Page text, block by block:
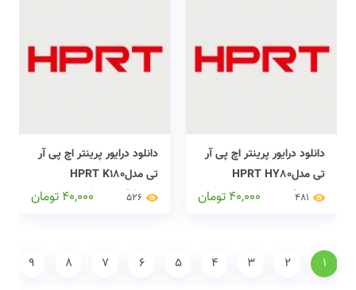
دانلود درایور پرینتر اچ پی آر
تی مدلHPRT HY80
printers drivers
481
40,000 تومان
دانلود درایور پرینتر اچ پی آر
تی مدلHPRT K180
printers drivers
526
40,000 تومان
1
2
3
4
5
6
7
8
9